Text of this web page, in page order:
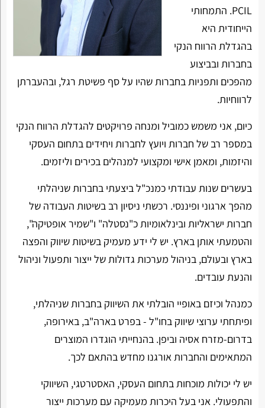
PCIL. התמחותי
הייחודית היא
בהגדלת הרווח הנקי
בחברות ובביצוע
מהפכים ותפניות בחברות שהיו על סף פשיטת רגל, ובהעברתן
לרווחיות.
כיום, אני משמש כמוביל ומנחה פרויקטים להגדלת הרווח הנקי
במספר רב של חברות ויועץ לחברות ויחידים בתחום העסקי
והיזמות, ומאמן אישי ומקצועי למנהלים בכירים וליזמים.
בעשרים שנות עבודתי כמנכ"ל ביצעתי בחברות שניהלתי
מהפך ארגוני ופיננסי. רכשתי ניסיון רב בשיטות העבודה של
חברות ישראליות ובינלאומיות כ"נסטלה" ו"שמיר אופטיקה",
והטמעתי אותן בארץ. יש לי ידע מעמיק בשיטות שיווק והפצה
בארץ ובעולם, בניהול מערכות גדולות של ייצור ותפעול וניהול
והנעת עובדים.
כמנהל וכיזם באופיי הובלתי את השיווק בחברות שניהלתי,
ופיתחתי ערוצי שיווק בחו"ל - בפרט בארה"ב, באירופה,
בדרום-מזרח אסיה וביפן. בהנחייתי הוגדרו המוצרים
המתאימים והחברות אורגנו מחדש בהתאם לכך.
יש לי יכולות מוכחות בתחום העסקי, האסטרטגי, השיווקי
והתפעולי. אני בעל היכרות מעמיקה עם מערכות ייצור